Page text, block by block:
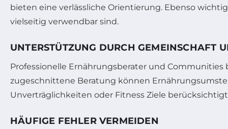
bieten eine verlässliche Orientierung. Ebenso
vielseitig verwendbar sind.
UNTERSTÜTZUNG DURCH GEMEINSCHAFT
Professionelle Ernährungsberater und
zugeschnittene Beratung können
Unverträglichkeiten oder Fitness Ziele
HÄUFIGE FEHLER VERMEIDEN